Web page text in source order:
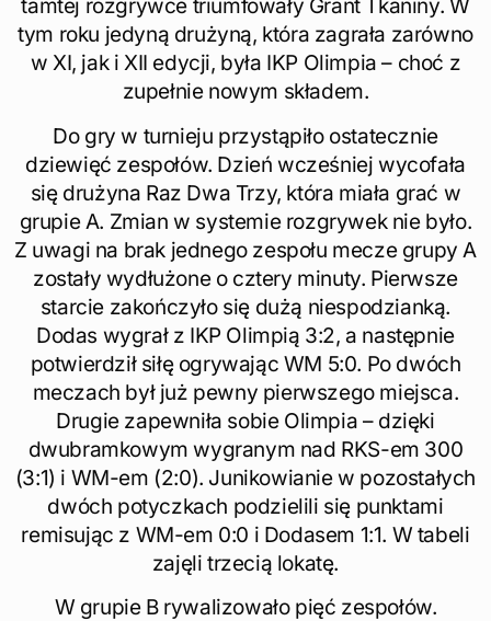
tamtej rozgrywce triumfowały Grant Tkaniny. W
tym roku jedyną drużyną, która zagrała zarówno
w XI, jak i XII edycji, była IKP Olimpia – choć z
zupełnie nowym składem.
Do gry w turnieju przystąpiło ostatecznie
dziewięć zespołów. Dzień wcześniej wycofała
się drużyna Raz Dwa Trzy, która miała grać w
grupie A. Zmian w systemie rozgrywek nie było.
Z uwagi na brak jednego zespołu mecze grupy A
zostały wydłużone o cztery minuty. Pierwsze
starcie zakończyło się dużą niespodzianką.
Dodas wygrał z IKP Olimpią 3:2, a następnie
potwierdził siłę ogrywając WM 5:0. Po dwóch
meczach był już pewny pierwszego miejsca.
Drugie zapewniła sobie Olimpia – dzięki
dwubramkowym wygranym nad RKS-em 300
(3:1) i WM-em (2:0). Junikowianie w pozostałych
dwóch potyczkach podzielili się punktami
remisując z WM-em 0:0 i Dodasem 1:1. W tabeli
zajęli trzecią lokatę.
W grupie B rywalizowało pięć zespołów.